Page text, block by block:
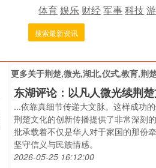
体育娱乐 财经军事科技
搜索最新资讯
更多关于荆楚,微光,湖北,仪式,教育,荆
东湖评论：以凡人微光续荆
...依靠真细节传递大文脉。这样成功
荆楚文化的创新传播提供了非常深刻
批承载着不仅是华人对于家国的那份
坚守信义与民族情感。
2026-05-25 16:12:00